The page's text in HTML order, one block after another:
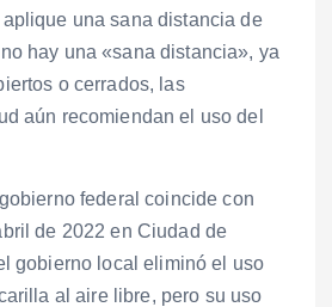
una sana distancia de
hay una «sana distancia», ya
o cerrados, las
aún recomiendan el uso del
federal coincide con
de 2022 en Ciudad de
gobierno local eliminó el uso
al aire libre, pero su uso